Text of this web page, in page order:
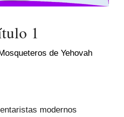
1
de Yehovah
modernos